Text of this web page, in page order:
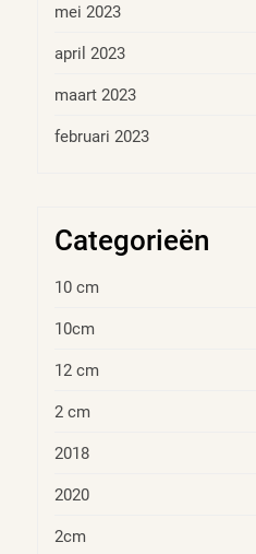
mei 2023
april 2023
maart 2023
februari 2023
Categorieën
10 cm
10cm
12 cm
2 cm
2018
2020
2cm